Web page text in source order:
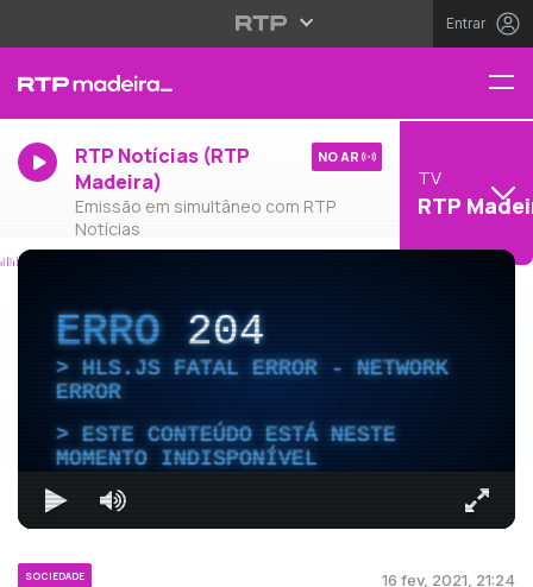
Entrar
RTP Notícias (RTP
Madeira)
Emissão em simultâneo com RTP
Notícias
NO AR
TV
RTP
ERRO204
HLS.JS FATAL ERROR - NETWORK
ERROR
ESTE CONTEÚDO ESTÁ NESTE
MOMENTO INDISPONÍVEL
SOCIEDADE 16 fev, 2021, 21:24